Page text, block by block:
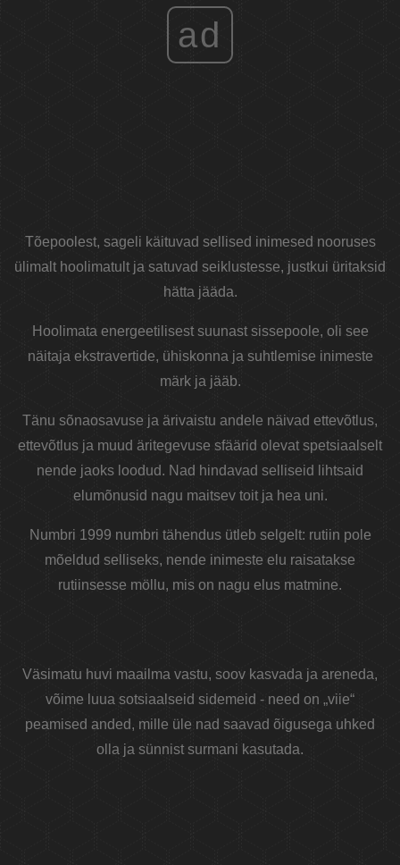
ad
Tõepoolest, sageli käituvad sellised inimesed nooruses
ülimalt hoolimatult ja satuvad seiklustesse, justkui üritaksid
hätta jääda.
Hoolimata energeetilisest suunast sissepoole, oli see
näitaja ekstravertide, ühiskonna ja suhtlemise inimeste
märk ja jääb.
Tänu sõnaosavuse ja ärivaistu andele näivad ettevõtlus,
ettevõtlus ja muud äritegevuse sfäärid olevat spetsiaalselt
nende jaoks loodud. Nad hindavad selliseid lihtsaid
elumõnusid nagu maitsev toit ja hea uni.
Numbri 1999 numbri tähendus ütleb selgelt: rutiin pole
mõeldud selliseks, nende inimeste elu raisatakse
rutiinsesse möllu, mis on nagu elus matmine.
Väsimatu huvi maailma vastu, soov kasvada ja areneda,
võime luua sotsiaalseid sidemeid - need on „viie“
peamised anded, mille üle nad saavad õigusega uhked
olla ja sünnist surmani kasutada.